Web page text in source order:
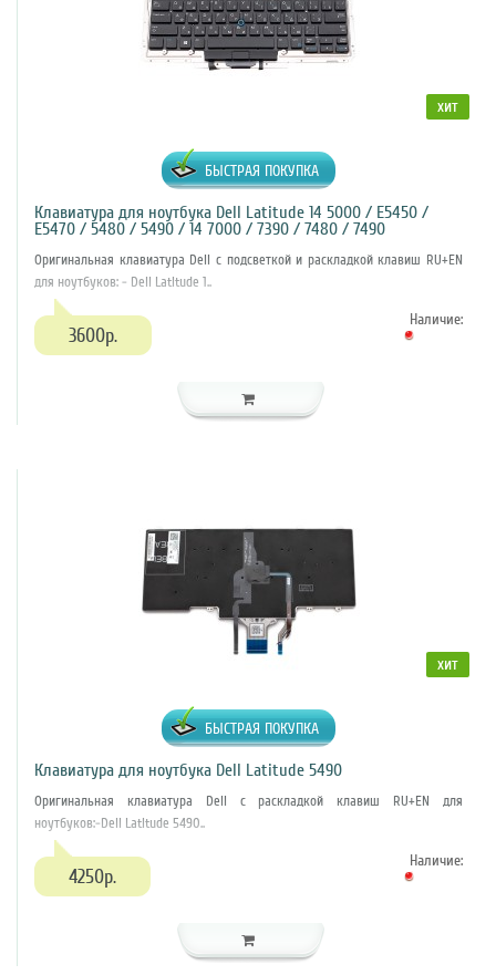
хит
БЫСТРАЯ ПОКУПКА
Клавиатура для ноутбука Dell Latitude 14 5000 / E5450 /
E5470 / 5480 / 5490 / 14 7000 / 7390 / 7480 / 7490
Оригинальная клавиатура Dell с подсветкой и раскладкой клавиш RU+EN
для ноутбуков: - Dell Latitude 1..
3600р.
Наличие:
хит
БЫСТРАЯ ПОКУПКА
Клавиатура для ноутбука Dell Latitude 5490
Оригинальная клавиатура Dell с раскладкой клавиш RU+EN для
ноутбуков:-Dell Latitude 5490..
4250р.
Наличие: